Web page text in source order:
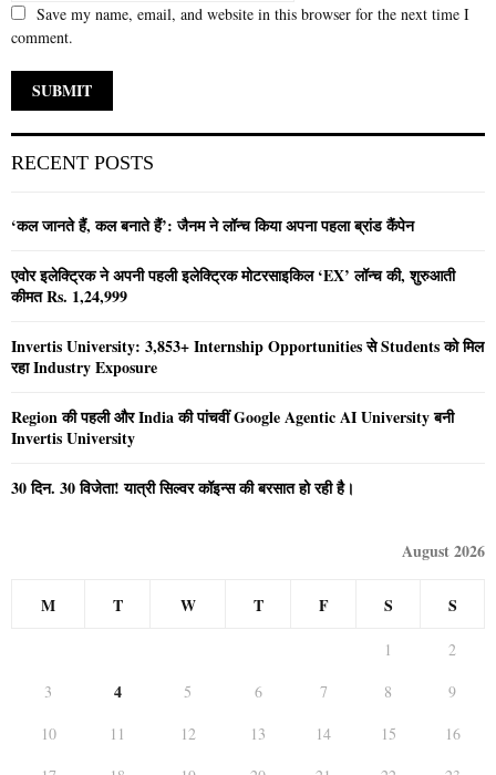
Save my name, email, and website in this browser for the next time I
comment.
RECENT POSTS
‘कल जानते हैं, कल बनाते हैं’: जैनम ने लॉन्च किया अपना पहला ब्रांड कैंपेन
एवोर इलेक्ट्रिक ने अपनी पहली इलेक्ट्रिक मोटरसाइकिल ‘EX’ लॉन्च की, शुरुआती
कीमत Rs. 1,24,999
Invertis University: 3,853+ Internship Opportunities से Students को मिल
रहा Industry Exposure
Region की पहली और India की पांचवीं Google Agentic AI University बनी
Invertis University
30 दिन. 30 विजेता! यात्री सिल्वर कॉइन्स की बरसात हो रही है।
August 2026
M T W T F S S
1
2
3
4 5 6 7 8
9
10
11 12 13 14 15
16